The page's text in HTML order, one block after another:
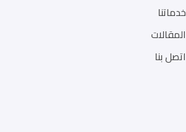
خدماتنا
المقالات
اتصل بنا